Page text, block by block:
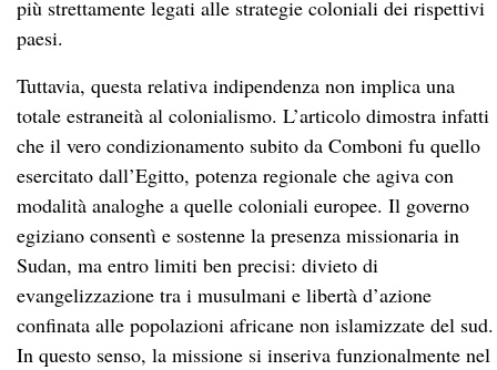
più strettamente legati alle strategie coloniali dei rispettivi
paesi.
Tuttavia, questa relativa indipendenza non implica una
totale estraneità al colonialismo. L’articolo dimostra infatti
che il vero condizionamento subito da Comboni fu quello
esercitato dall’Egitto, potenza regionale che agiva con
modalità analoghe a quelle coloniali europee. Il governo
egiziano consentì e sostenne la presenza missionaria in
Sudan, ma entro limiti ben precisi: divieto di
evangelizzazione tra i musulmani e libertà d’azione
confinata alle popolazioni africane non islamizzate del sud.
In questo senso, la missione si inseriva funzionalmente nel